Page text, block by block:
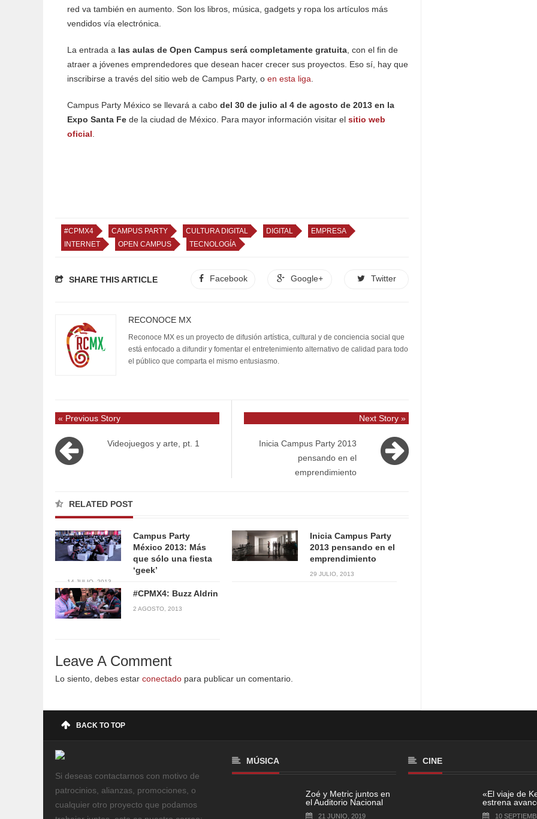
red va también en aumento. Son los libros, música, gadgets y ropa los artículos más
vendidos vía electrónica.
La entrada a las aulas de Open Campus será completamente gratuita , con el fin de
atraer a jóvenes emprendedores que desean hacer crecer sus proyectos. Eso sí, hay que
inscribirse a través del sitio web de Campus Party, o en esta liga
Campus Party México se llevará a cabo del 30 de julio al 4 de agosto de 2013 en la
Expo Santa Fe de la ciudad de México. Para mayor información visitar el sitio web
oficial
#CPMX4 CAMPUS PARTY CULTURA DIGITAL DIGITAL
EMPRESA
INTERNET
OPEN CAMPUS TECNOLOGÍA
SHARE THIS ARTICLE Facebook Google+ Twitter
RECONOCE MX
Reconoce MX es un proyecto de difusión artística, cultural y de conciencia social que
está enfocado a difundir y fomentar el entretenimiento alternativo de calidad para todo
el público que comparta el mismo entusiasmo.
« Previous Story
Videojuegos y arte, pt. 1
Next Story »
Inicia Campus Party 2013
pensando en el
emprendimiento
RELATED POST
Campus Party
México 2013: Más
que sólo una fiesta
‘geek’
14 JULIO, 2013
Inicia Campus Party
2013 pensando en el
emprendimiento
29 JULIO, 2013
#CPMX4: Buzz Aldrin
2 AGOSTO, 2013
Leave A Comment
Lo siento, debes estar conectado para publicar un comentario.
BACK TO TOP
Si deseas contactarnos con motivo de
patrocinios, alianzas, promociones, o
cualquier otro proyecto que podamos
MÚSICA
Zoé y Metric juntos en
el Auditorio Nacional
21 JUNIO, 2019
CINE
«El viaje de
estrena
10